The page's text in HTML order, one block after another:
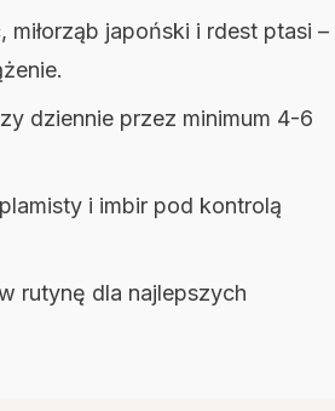
japoński i rdest ptasi –
dziennie przez minimum 4-6
i imbir pod kontrolą
rutynę dla najlepszych